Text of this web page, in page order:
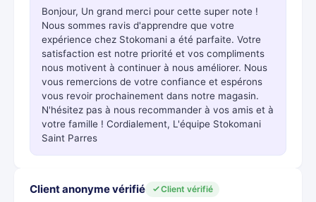
Bonjour, Un grand merci pour cette super note !
Nous sommes ravis d'apprendre que votre
expérience chez Stokomani a été parfaite. Votre
satisfaction est notre priorité et vos compliments
nous motivent à continuer à nous améliorer. Nous
vous remercions de votre confiance et espérons
vous revoir prochainement dans notre magasin.
N'hésitez pas à nous recommander à vos amis et à
votre famille ! Cordialement, L'équipe Stokomani
Saint Parres
Client anonyme vérifié
Client vérifié